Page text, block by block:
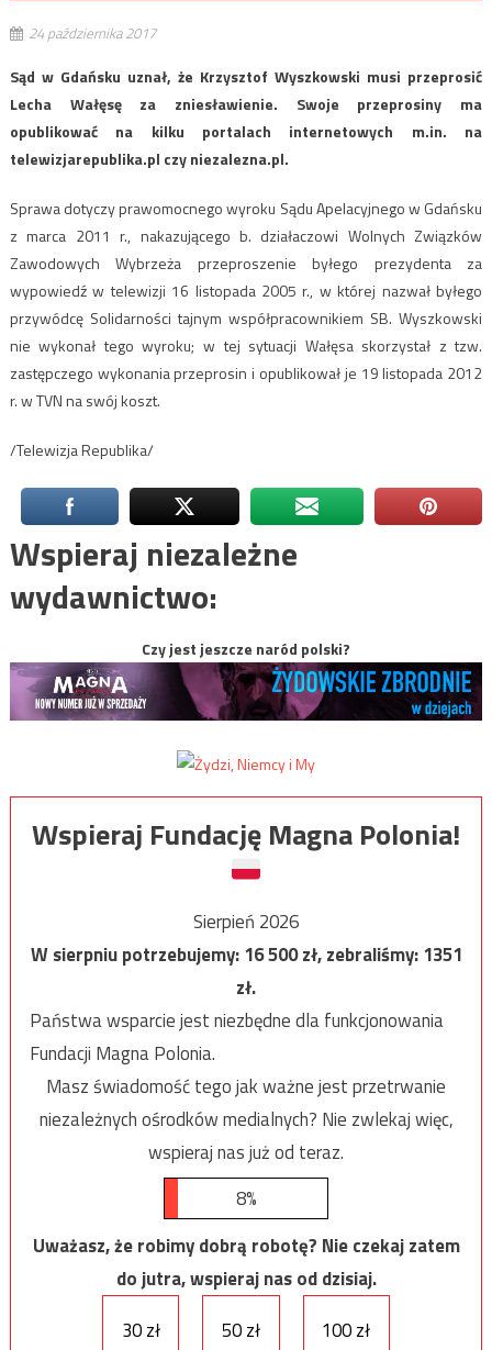
24 października 2017
Sąd w Gdańsku uznał, że Krzysztof Wyszkowski musi przeprosić
Lecha Wałęsę za zniesławienie. Swoje przeprosiny ma
opublikować na kilku portalach internetowych m.in. na
telewizjarepublika.pl czy niezalezna.pl.
Sprawa dotyczy prawomocnego wyroku Sądu Apelacyjnego w Gdańsku
z marca 2011 r., nakazującego b. działaczowi Wolnych Związków
Zawodowych Wybrzeża przeproszenie byłego prezydenta za
wypowiedź w telewizji 16 listopada 2005 r., w której nazwał byłego
przywódcę Solidarności tajnym współpracownikiem SB. Wyszkowski
nie wykonał tego wyroku; w tej sytuacji Wałęsa skorzystał z tzw.
zastępczego wykonania przeprosin i opublikował je 19 listopada 2012
r. w TVN na swój koszt.
/Telewizja Republika/
Wspieraj niezależne
wydawnictwo:
Czy jest jeszcze naród polski?
Wspieraj Fundację Magna Polonia!
Sierpień 2026
W sierpniu potrzebujemy:16 500zł, zebraliśmy:1351
zł.
Państwa wsparcie jest niezbędne dla funkcjonowania
Fundacji Magna Polonia.
Masz świadomość tego jak ważne jest przetrwanie
niezależnych ośrodków medialnych? Nie zwlekaj więc,
wspieraj nas już od teraz.
8%
Uważasz, że robimy dobrą robotę? Nie czekaj zatem
do jutra, wspieraj nas od dzisiaj.
30 zł
50 zł 100 zł